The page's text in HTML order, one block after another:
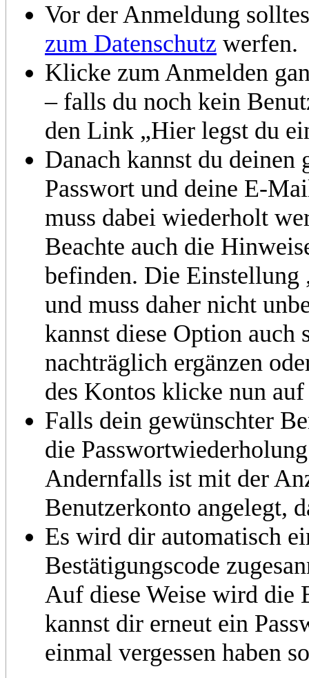
Vor der Anmeldung
zum Datenschutz werfen.
Klicke zum Anmelden
– falls du noch kein
den Link „Hier legst du
Danach kannst du deinen
Passwort und deine E-
muss dabei wiederholt
Beachte auch die
befinden. Die Einstellung
und muss daher nicht
kannst diese Option auch
nachträglich ergänzen
des Kontos klicke nun
Falls dein gewünschter
die
Andernfalls ist mit der
Benutzerkonto angelegt,
Es wird dir automatisch
Bestätigungscode
Auf diese Weise wird die
kannst dir erneut ein
einmal vergessen haben